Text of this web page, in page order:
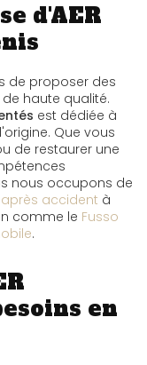
d'AER
de proposer des
de haute qualité.
est dédiée à
Que vous
de restaurer une
nous occupons de
accident à
comme le Fusso
.
en